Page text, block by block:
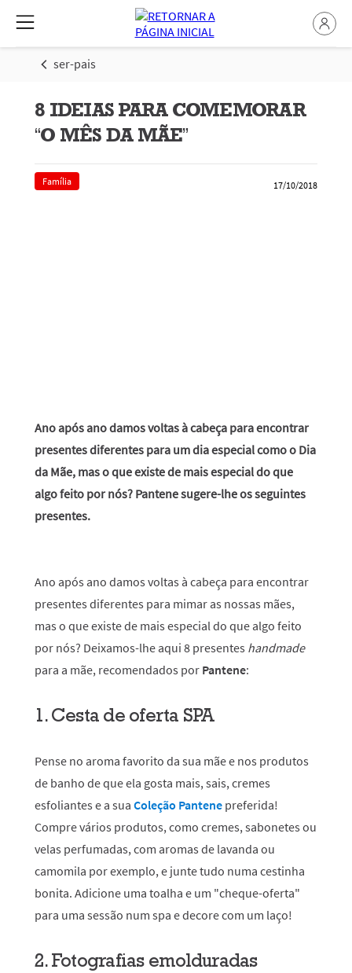
ser-pais
8 IDEIAS PARA COMEMORAR
“O MÊS DA MÃE”
Família 17/10/2018
Ano após ano damos voltas à cabeça para encontrar
presentes diferentes para um dia especial como o Dia
da Mãe, mas o que existe de mais especial do que
algo feito por nós? Pantene sugere-lhe os seguintes
presentes.
Ano após ano damos voltas à cabeça para encontrar
presentes diferentes para mimar as nossas mães,
mas o que existe de mais especial do que algo feito
por nós? Deixamos-lhe aqui 8 presentes handmade
para a mãe, recomendados por Pantene:
1. Cesta de oferta SPA
Pense no aroma favorito da sua mãe e nos produtos
de banho de que ela gosta mais, sais, cremes
esfoliantes e a sua Coleção Pantene preferida!
Compre vários produtos, como cremes, sabonetes ou
velas perfumadas, com aromas de lavanda ou
camomila por exemplo, e junte tudo numa cestinha
bonita. Adicione uma toalha e um "cheque-oferta"
para uma sessão num spa e decore com um laço!
2. Fotografias emolduradas